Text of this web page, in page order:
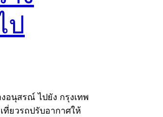
ป
อนุสรณ์ ไปยัง กรุงเทพ
ที่ยวรถปรับอากาศให้